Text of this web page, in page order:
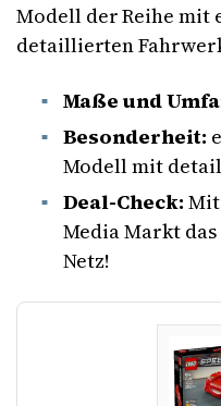
Modell der Reihe mit
detaillierten
Maße und
Besonderheit:
Modell mit
Deal-Check:
Media Markt
Netz!